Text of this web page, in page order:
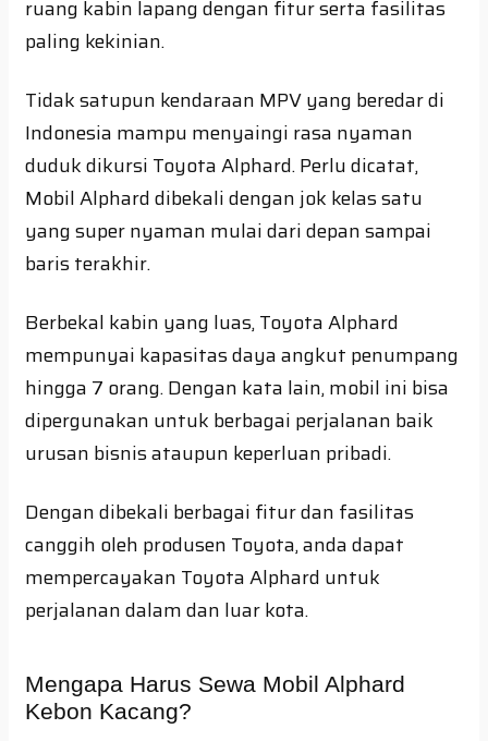
ruang kabin lapang dengan fitur serta fasilitas
paling kekinian.
Tidak satupun kendaraan MPV yang beredar di
Indonesia mampu menyaingi rasa nyaman
duduk dikursi Toyota Alphard. Perlu dicatat,
Mobil Alphard dibekali dengan jok kelas satu
yang super nyaman mulai dari depan sampai
baris terakhir.
Berbekal kabin yang luas, Toyota Alphard
mempunyai kapasitas daya angkut penumpang
hingga 7 orang. Dengan kata lain, mobil ini bisa
dipergunakan untuk berbagai perjalanan baik
urusan bisnis ataupun keperluan pribadi.
Dengan dibekali berbagai fitur dan fasilitas
canggih oleh produsen Toyota, anda dapat
mempercayakan Toyota Alphard untuk
perjalanan dalam dan luar kota.
Mengapa Harus Sewa Mobil Alphard
Kebon Kacang?